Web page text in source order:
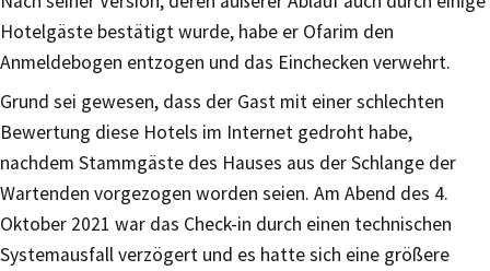
Hotelgäste bestätigt wurde, habe er Ofarim den
Anmeldebogen entzogen und das Einchecken verwehrt.
Grund sei gewesen, dass der Gast mit einer schlechten
Bewertung diese Hotels im Internet gedroht habe,
nachdem Stammgäste des Hauses aus der Schlange der
Wartenden vorgezogen worden seien. Am Abend des 4.
Oktober 2021 war das Check-in durch einen technischen
Systemausfall verzögert und es hatte sich eine größere